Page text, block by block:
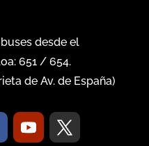
desde el
651/ 654.
de Av. de España)